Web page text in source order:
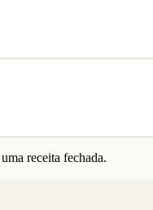
receita fechada.